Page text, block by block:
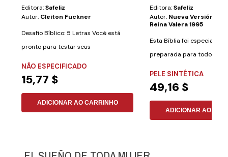
Editora:Safeliz
Autor: Cleiton Fuckner
Desafio Bíblico: 5 Letras Você está
pronto para testar seus
NÃO ESPECIFICADO
15,77 $
ADICIONAR AO CARRINHO
Editora:Safeliz
Autor: Nueva Versión
Reina Valera 1995
Esta Bíblia foi
preparada para todos
desejam aprender...
PELE SINTÉTICA
49,16 $
ADICIONAR AO